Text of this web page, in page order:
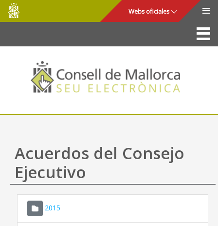
Saltar al contenido principal
Consell
de
Mallorca
Webs oficiales
La Sede
Consejo de Mallorca
Acceso y seguridad
Utilidades
Mapa web
Ayuda
Acuerdos del Consejo
Ejecutivo
2015